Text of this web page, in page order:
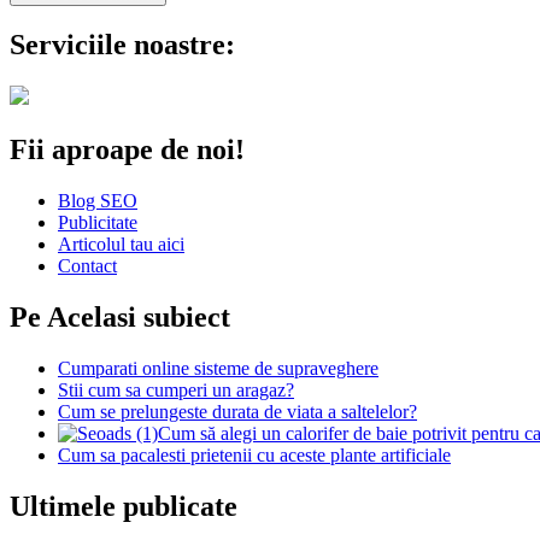
Serviciile noastre:
Fii aproape de noi!
Blog SEO
Publicitate
Articolul tau aici
Contact
Pe Acelasi subiect
Cumparati online sisteme de supraveghere
Stii cum sa cumperi un aragaz?
Cum se prelungeste durata de viata a saltelelor?
Cum să alegi un calorifer de baie potrivit pentru
Cum sa pacalesti prietenii cu aceste plante artificiale
Ultimele publicate